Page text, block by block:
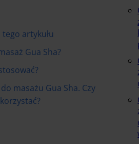
artykułu
Gua Sha?
masażu Gua Sha. Czy